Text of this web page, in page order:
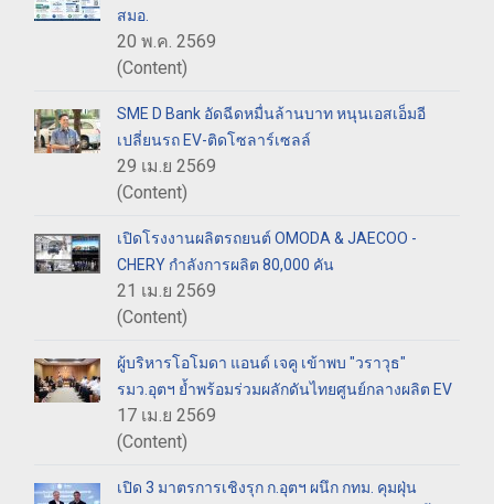
สมอ.
20 พ.ค. 2569
(Content)
SME D Bank อัดฉีดหมื่นล้านบาท หนุนเอสเอ็มอี
เปลี่ยนรถ EV-ติดโซลาร์เซลล์
29 เม.ย 2569
(Content)
เปิดโรงงานผลิตรถยนต์ OMODA & JAECOO -
CHERY กำลังการผลิต 80,000 คัน
21 เม.ย 2569
(Content)
ผู้บริหารโอโมดา แอนด์ เจคู เข้าพบ "วราวุธ"
รมว.อุตฯ ย้ำพร้อมร่วมผลักดันไทยศูนย์กลางผลิต EV
17 เม.ย 2569
(Content)
เปิด 3 มาตรการเชิงรุก ก.อุตฯ ผนึก กทม. คุมฝุ่น